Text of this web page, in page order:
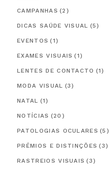
CAMPANHAS (2)
DICAS SAÚDE VISUAL (5)
EVENTOS (1)
EXAMES VISUAIS (1)
LENTES DE CONTACTO (1)
MODA VISUAL (3)
NATAL (1)
NOTÍCIAS (20)
PATOLOGIAS OCULARES (5)
PRÉMIOS E DISTINÇÕES (3)
RASTREIOS VISUAIS (3)